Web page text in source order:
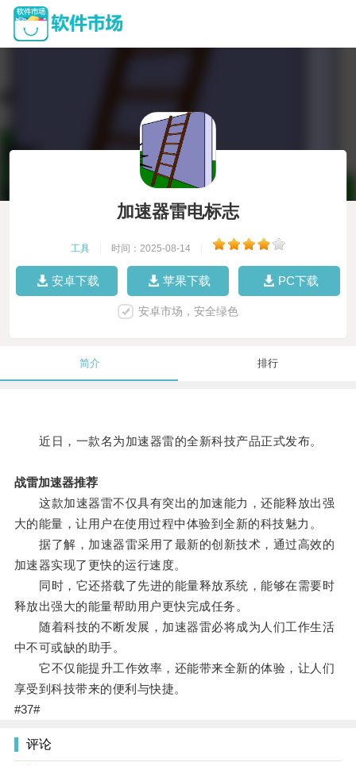
加速器雷电标志
工具 时间：2025-08-14
安卓下载 苹果下载 PC下载
安卓市场，安全绿色
简介 排行
近日，一款名为加速器雷的全新科技产品正式发布。
战雷加速器推荐
这款加速器雷不仅具有突出的加速能力，还能释放出强
大的能量，让用户在使用过程中体验到全新的科技魅力。
据了解，加速器雷采用了最新的创新技术，通过高效的
加速器实现了更快的运行速度。
同时，它还搭载了先进的能量释放系统，能够在需要时
释放出强大的能量帮助用户更快完成任务。
随着科技的不断发展，加速器雷必将成为人们工作生活
中不可或缺的助手。
它不仅能提升工作效率，还能带来全新的体验，让人们
享受到科技带来的便利与快捷。
#37#
评论